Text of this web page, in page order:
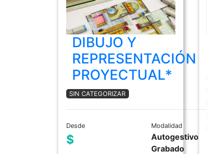
DIBUJO Y
REPRESENTACIÓN
PROYECTUAL*
SIN CATEGORIZAR
Desde
$
Modalidad
Autogestivo
Grabado